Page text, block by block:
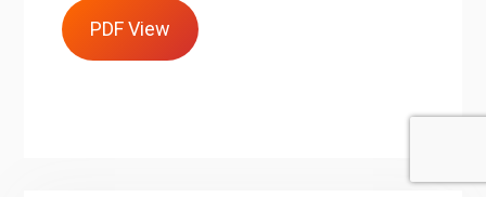
PDF View